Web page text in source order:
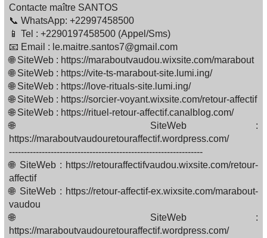
Contacte maître SANTOS
📞 WhatsApp: +22997458500
📱 Tel : +2290197458500 (Appel/Sms)
📧 Email : le.maitre.santos7@gmail.com
🌐 SiteWeb : https://maraboutvaudou.wixsite.com/marabout
🌐 SiteWeb : https://vite-ts-marabout-site.lumi.ing/
🌐 SiteWeb : https://love-rituals-site.lumi.ing/
🌐 SiteWeb : https://sorcier-voyant.wixsite.com/retour-affectif
🌐 SiteWeb : https://rituel-retour-affectif.canalblog.com/
🌐 SiteWeb :
https://maraboutvaudouretouraffectif.wordpress.com/
-----------------------------------------------------------------
🌐 SiteWeb : https://retouraffectifvaudou.wixsite.com/retour-
affectif
🌐 SiteWeb : https://retour-affectif-ex.wixsite.com/marabout-
vaudou
🌐 SiteWeb :
https://maraboutvaudouretouraffectif.wordpress.com/